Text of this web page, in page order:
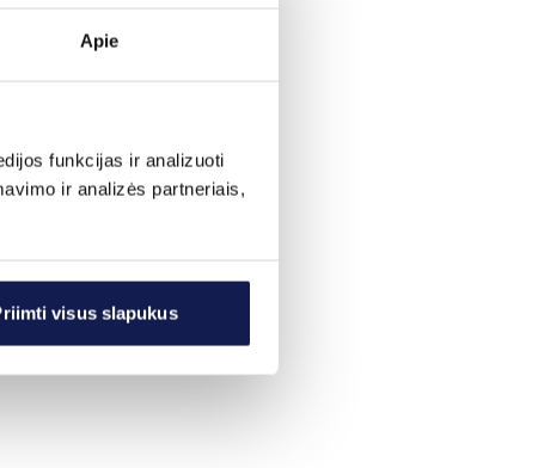
Apie
funkcijas ir analizuoti
ir analizės partneriais,
visus slapukus